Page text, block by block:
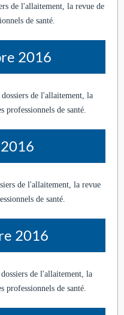
de l'allaitement, la revue de
de santé.
2016
de l'allaitement, la
professionnels de santé.
de l'allaitement, la revue
de santé.
2016
de l'allaitement, la
professionnels de santé.